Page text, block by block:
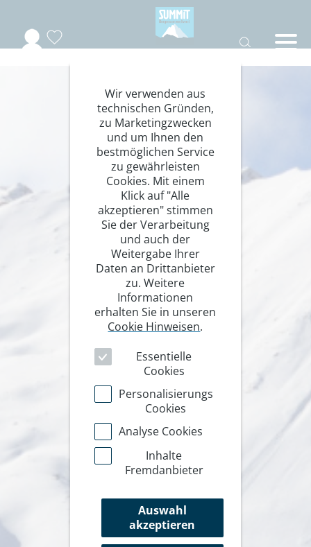
Wir verwenden aus
technischen Gründen,
zu Marketingzwecken
und um Ihnen den
bestmöglichen Service
zu gewährleisten
Cookies. Mit einem
Klick auf "Alle
akzeptieren" stimmen
Sie der Verarbeitung
und auch der
Weitergabe Ihrer
Daten an Drittanbieter
zu. Weitere
Informationen
erhalten Sie in unseren
Cookie Hinweisen.
Essentielle
Cookies
Personalisierungs
Cookies
Analyse Cookies
Inhalte
Fremdanbieter
Auswahl
akzeptieren